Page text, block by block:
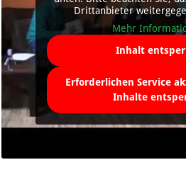
Drittanbieter
Mehr
Inhalt
Erforderlichen Service
Inhalte